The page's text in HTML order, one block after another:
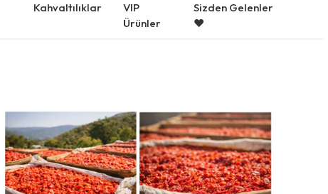
Kahvaltılıklar
VIP
Ürünler
Sizden Gelenler
❤️